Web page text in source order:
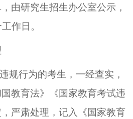
，由研究生招生办公室公示，
作日。
规行为的考生，一经查实，
教育法》
《国家教育考试违
严肃处理 ，记入《国家教育